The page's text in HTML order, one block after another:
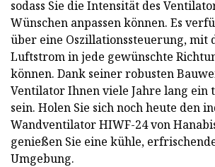
sodass Sie die Intensität des
Wünschen anpassen können. Es
über eine Oszillationssteuerung, mit
Luftstrom in jede gewünschte
können. Dank seiner robusten
Ventilator Ihnen viele Jahre lang
sein. Holen Sie sich noch heute den
Wandventilator HIWF-24 von
genießen Sie eine kühle,
Umgebung.